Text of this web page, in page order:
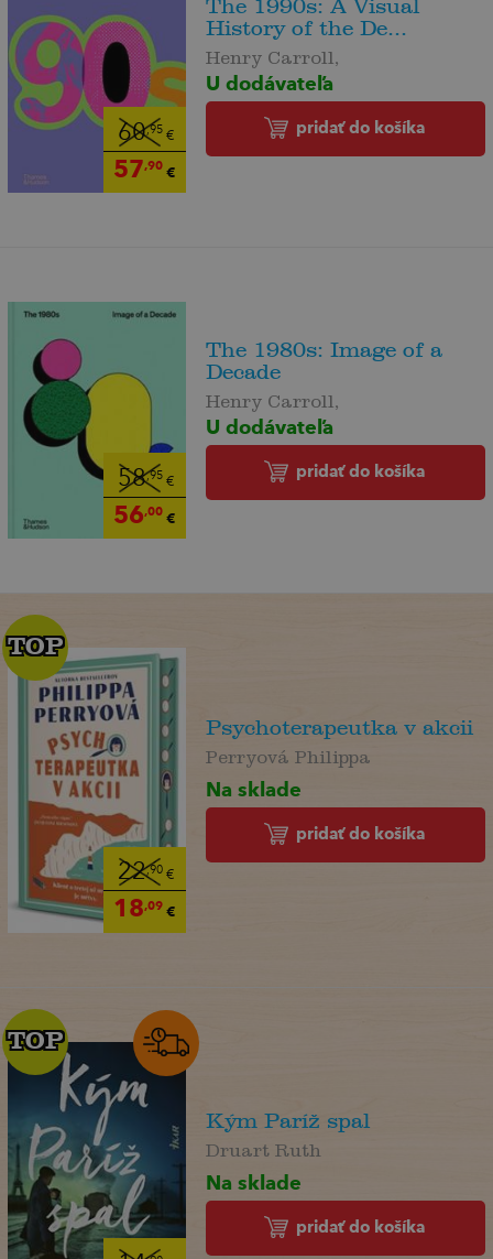
60,95€
57,90€
The 1990s: A Visual
History of the De...
Henry Carroll,
U dodávateľa
pridať do košíka
58,95€
56,00€
The 1980s: Image of a
Decade
Henry Carroll,
U dodávateľa
pridať do košíka
22,90€
18,09€
TOP
TOP
Psychoterapeutka v akcii
Perryová Philippa
Na sklade
pridať do košíka
TOP
TOP
Kým Paríž spal
Druart Ruth
Na sklade
pridať do košíka